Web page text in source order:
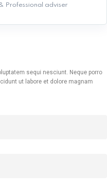
Professional adviser
sequi nesciunt. Neque porro
ut labore et dolore magnam